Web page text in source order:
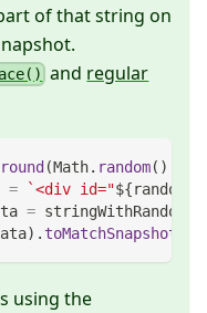
of that string on
and regular
round (Math. random( )
= `<div id="${
=
) . toMatchSnapshot
using the